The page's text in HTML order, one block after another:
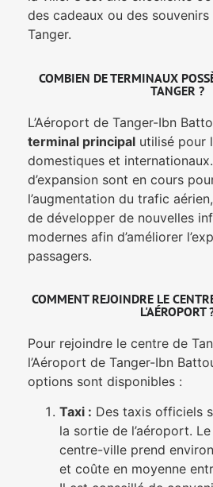
des cadeaux ou des
Tanger.
COMBIEN DE TERMINAUX
TANGER ?
L’Aéroport de Tanger-Ibn
terminal principal utilisé pour
domestiques et
d’expansion sont en cours
l’augmentation du trafic
de développer de nouvelles
modernes afin d’améliorer
passagers.
COMMENT REJOINDRE LE
L'AÉROPORT
Pour rejoindre le centre de
l’Aéroport de Tanger-Ibn
options sont disponibles :
Taxi : Des taxis officiels
la sortie de l’aéroport. Le
centre-ville prend
et coûte en moyenne